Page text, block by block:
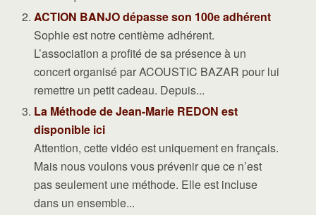
ACTION BANJO dépasse son 100e adhérent
Sophie est notre centième adhérent.
L’association a profité de sa présence à un
concert organisé par ACOUSTIC BAZAR pour lui
remettre un petit cadeau. Depuis...
La Méthode de Jean-Marie REDON est
disponible ici
Attention, cette vidéo est uniquement en français.
Mais nous voulons vous prévenir que ce n’est
pas seulement une méthode. Elle est incluse
dans un ensemble...